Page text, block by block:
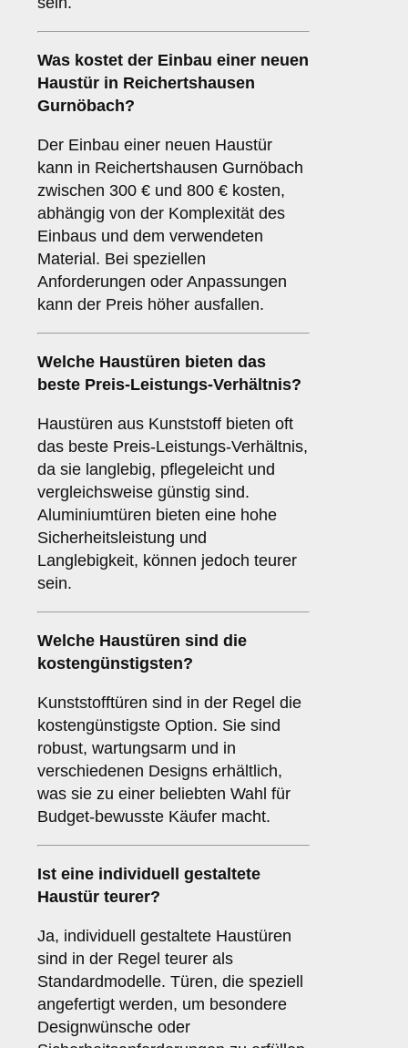
Was kostet der Einbau einer neuen
Haustür in Reichertshausen
Gurnöbach?
Der Einbau einer neuen Haustür
kann in Reichertshausen Gurnöbach
zwischen 300 € und 800 € kosten,
abhängig von der Komplexität des
Einbaus und dem verwendeten
Material. Bei speziellen
Anforderungen oder Anpassungen
kann der Preis höher ausfallen.
Welche Haustüren bieten das
beste Preis-Leistungs-Verhältnis?
Haustüren aus Kunststoff bieten oft
das beste Preis-Leistungs-Verhältnis,
da sie langlebig, pflegeleicht und
vergleichsweise günstig sind.
Aluminiumtüren bieten eine hohe
Sicherheitsleistung und
Langlebigkeit, können jedoch teurer
sein.
Welche Haustüren sind die
kostengünstigsten?
Kunststofftüren sind in der Regel die
kostengünstigste Option. Sie sind
robust, wartungsarm und in
verschiedenen Designs erhältlich,
was sie zu einer beliebten Wahl für
Budget-bewusste Käufer macht.
Ist eine individuell gestaltete
Haustür teurer?
Ja, individuell gestaltete Haustüren
sind in der Regel teurer als
Standardmodelle. Türen, die speziell
angefertigt werden, um besondere
Designwünsche oder